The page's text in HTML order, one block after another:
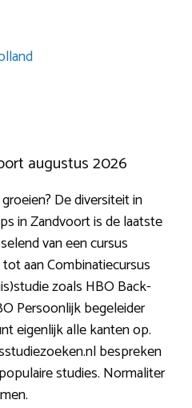
augustus 2026
De diversiteit in
in Zandvoort is de laatste
van een cursus
aan Combinatiecursus
zoals HBO Back-
Persoonlijk begeleider
eigenlijk alle kanten op.
bespreken
studies. Normaliter